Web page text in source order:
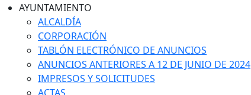
AYUNTAMIENTO
ALCALDÍA
CORPORACIÓN
TABLÓN ELECTRÓNICO DE ANUNCIOS
ANUNCIOS ANTERIORES A 12 DE JUNIO DE 2024
IMPRESOS Y SOLICITUDES